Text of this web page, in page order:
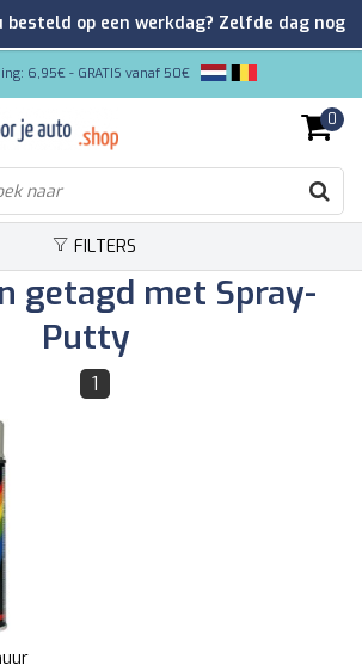
6,95€ - GRATIS vanaf 50€
bestellen/Veilig betalen
9.2/10 Klantenrating via Kiyoh!
0
FILTERS
getagd met Spray-
Putty
1
op een werkdag? Zelfde dag nog
verzonden!